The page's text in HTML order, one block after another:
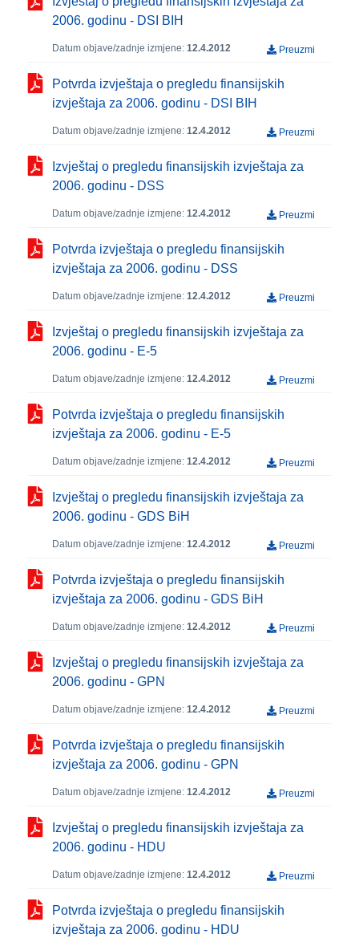
2006. godinu - DSI BIH
Datum objave/zadnje izmjene: 12.4.2012 Preuzmi
Potvrda izvještaja o pregledu finansijskih
izvještaja za 2006. godinu - DSI BIH
Datum objave/zadnje izmjene: 12.4.2012 Preuzmi
Izvještaj o pregledu finansijskih izvještaja za
2006. godinu - DSS
Datum objave/zadnje izmjene: 12.4.2012 Preuzmi
Potvrda izvještaja o pregledu finansijskih
izvještaja za 2006. godinu - DSS
Datum objave/zadnje izmjene: 12.4.2012 Preuzmi
Izvještaj o pregledu finansijskih izvještaja za
2006. godinu - E-5
Datum objave/zadnje izmjene: 12.4.2012 Preuzmi
Potvrda izvještaja o pregledu finansijskih
izvještaja za 2006. godinu - E-5
Datum objave/zadnje izmjene: 12.4.2012 Preuzmi
Izvještaj o pregledu finansijskih izvještaja za
2006. godinu - GDS BiH
Datum objave/zadnje izmjene: 12.4.2012 Preuzmi
Potvrda izvještaja o pregledu finansijskih
izvještaja za 2006. godinu - GDS BiH
Datum objave/zadnje izmjene: 12.4.2012 Preuzmi
Izvještaj o pregledu finansijskih izvještaja za
2006. godinu - GPN
Datum objave/zadnje izmjene: 12.4.2012 Preuzmi
Potvrda izvještaja o pregledu finansijskih
izvještaja za 2006. godinu - GPN
Datum objave/zadnje izmjene: 12.4.2012 Preuzmi
Izvještaj o pregledu finansijskih izvještaja za
2006. godinu - HDU
Datum objave/zadnje izmjene: 12.4.2012 Preuzmi
Potvrda izvještaja o pregledu finansijskih
izvještaja za 2006. godinu - HDU